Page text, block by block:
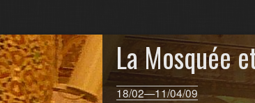
La Mosquée
18/02—11/04/09